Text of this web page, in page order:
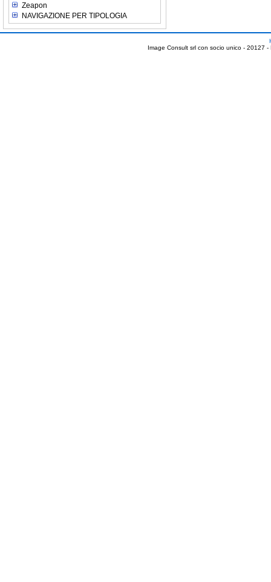
Zeapon
NAVIGAZIONE PER TIPOLOGIA
Image Consult srl con socio unico - 20127